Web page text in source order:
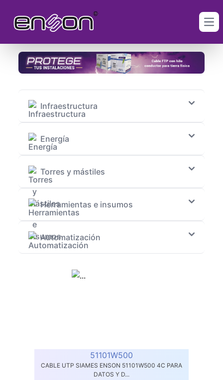
Infraestructura
Energía
Torres y mástiles
Herramientas e insumos
Automatización
51101W500
CABLE UTP SIAMES ENSON 51101W500 4C PARA
DATOS Y D...